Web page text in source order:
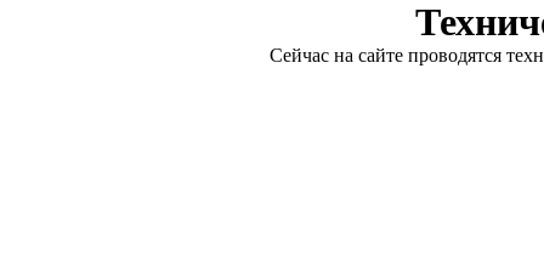
Сейчас на сайте проводятся